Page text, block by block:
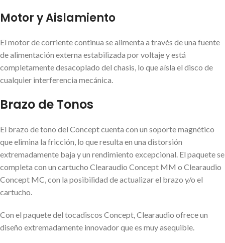
Motor y Aislamiento
El motor de corriente continua se alimenta a través de una fuente
de alimentación externa estabilizada por voltaje y está
completamente desacoplado del chasis, lo que aísla el disco de
cualquier interferencia mecánica.
Brazo de Tonos
El brazo de tono del Concept cuenta con un soporte magnético
que elimina la fricción, lo que resulta en una distorsión
extremadamente baja y un rendimiento excepcional. El paquete se
completa con un cartucho Clearaudio Concept MM o Clearaudio
Concept MC, con la posibilidad de actualizar el brazo y/o el
cartucho.
Con el paquete del tocadiscos Concept, Clearaudio ofrece un
diseño extremadamente innovador que es muy asequible.